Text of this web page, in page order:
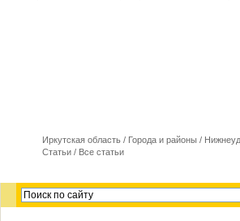
Иркутская область / Города и районы /
Статьи / Все статьи